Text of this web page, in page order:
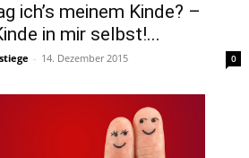
ich’s meinem Kinde? –
in mir selbst!...
- 14. Dezember 2015 0